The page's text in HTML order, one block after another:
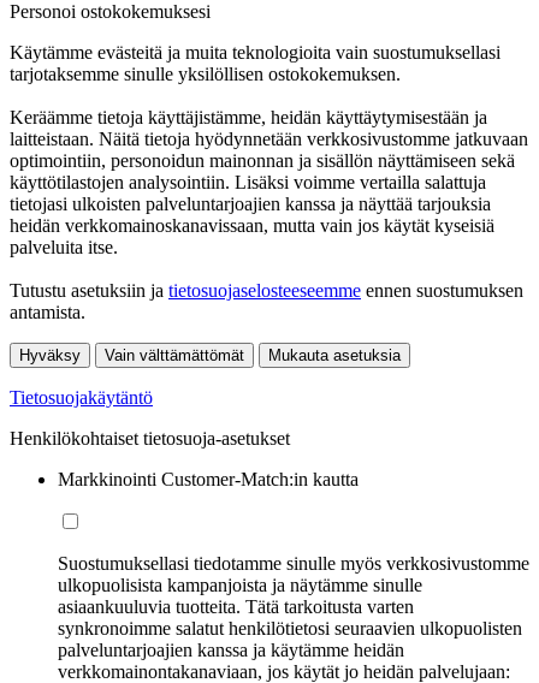
Personoi ostokokemuksesi
Käytämme evästeitä ja muita teknologioita vain suostumuksellasi
tarjotaksemme sinulle yksilöllisen ostokokemuksen.
Keräämme tietoja käyttäjistämme, heidän käyttäytymisestään ja
laitteistaan. Näitä tietoja hyödynnetään verkkosivustomme jatkuvaan
optimointiin, personoidun mainonnan ja sisällön näyttämiseen sekä
käyttötilastojen analysointiin. Lisäksi voimme vertailla salattuja
tietojasi ulkoisten palveluntarjoajien kanssa ja näyttää tarjouksia
heidän verkkomainoskanavissaan, mutta vain jos käytät kyseisiä
palveluita itse.
Tutustu asetuksiin ja tietosuojaselosteeseemme ennen suostumuksen
antamista.
Hyväksy Vain välttämättömät Mukauta asetuksia
Tietosuojakäytäntö
Henkilökohtaiset tietosuoja-asetukset
Markkinointi Customer-Match:in kautta
Suostumuksellasi tiedotamme sinulle myös verkkosivustomme
ulkopuolisista kampanjoista ja näytämme sinulle
asiaankuuluvia tuotteita. Tätä tarkoitusta varten
synkronoimme salatut henkilötietosi seuraavien ulkopuolisten
palveluntarjoajien kanssa ja käytämme heidän
verkkomainontakanaviaan, jos käytät jo heidän palvelujaan: